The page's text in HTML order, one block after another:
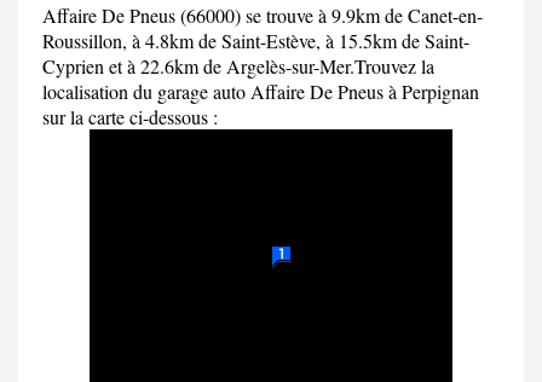
Affaire De Pneus (66000) se trouve à 9.9km de Canet-en-
Roussillon, à 4.8km de Saint-Estève, à 15.5km de Saint-
Cyprien et à 22.6km de Argelès-sur-Mer.Trouvez la
localisation du garage auto Affaire De Pneus à Perpignan
sur la carte ci-dessous :